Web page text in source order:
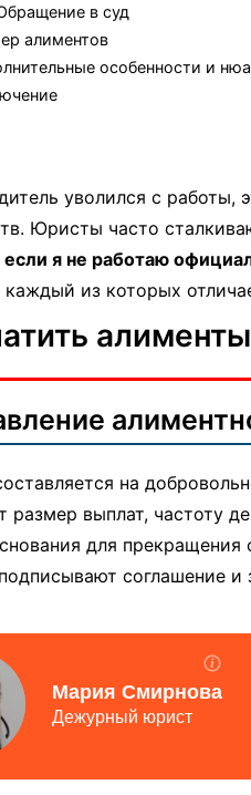
в суд
алиментов
особенности и
уволился с работы,
Юристы часто
если я не работаю
каждый из которых
алименты
на
размер выплат, частоту
для прекращения
соглашение и